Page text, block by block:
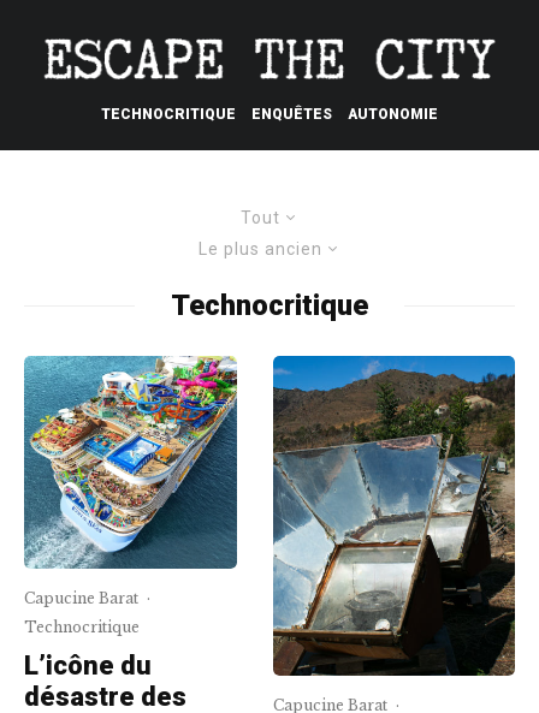
TECHNOCRITIQUE ENQUÊTES AUTONOMIE
Tout
Le plus ancien
Technocritique
Capucine Barat ·
Technocritique
L’icône du
désastre des
Capucine Barat ·